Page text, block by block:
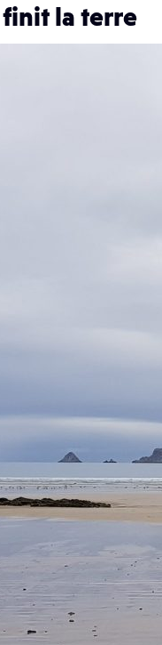
finit la terre